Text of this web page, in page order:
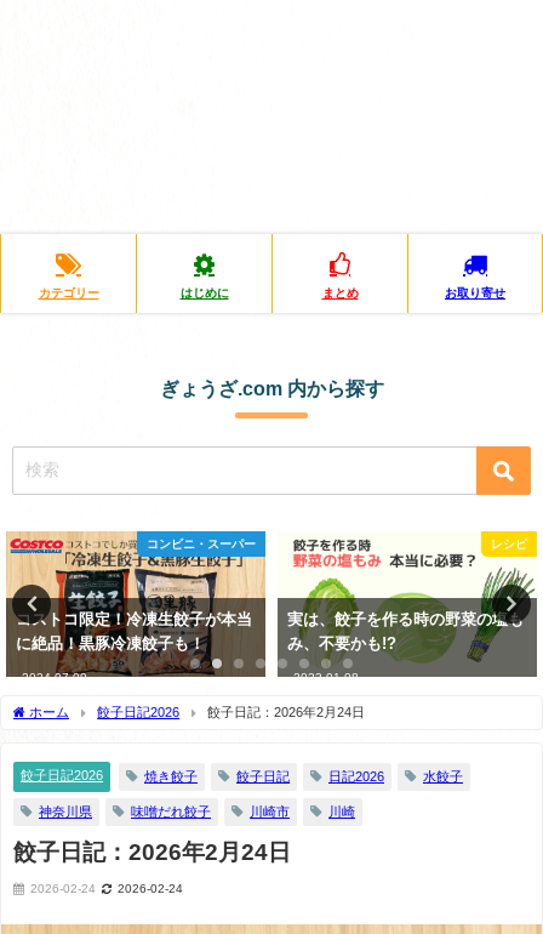
カテゴリー はじめに まとめ お取り寄せ
ぎょうざ.com 内から探す
レシピ
実は、餃子を作る時の野菜の塩も
み、不要かも!?
2023-01-08
餃子日記2026
餃子日記：2026年3月27日
2026-03-27
ホーム 餃子日記2026 餃子日記：2026年2月24日
餃子日記2026 焼き餃子 餃子日記 日記2026 水餃子
神奈川県 味噌だれ餃子 川崎市 川崎
餃子日記：2026年2月24日
2026-02-24 2026-02-24